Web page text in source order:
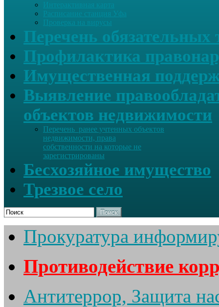
Интерактивная карта
Расписание станция Уфа
Проверка на вирусы
Перечень обязательных
Профилактика
Имущественная
Выявление
объектов недвижимости
Перечень ранее учтенных объектов
недвижимости, права
собственности на которые не
зарегистрированы
Бесхозяйное имущество
Трезвое село
Поиск
Прокуратура
Противодействие
Антитеррор, Защита